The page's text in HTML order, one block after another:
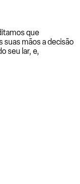
que
suas mãos a decisão
seu lar, e,